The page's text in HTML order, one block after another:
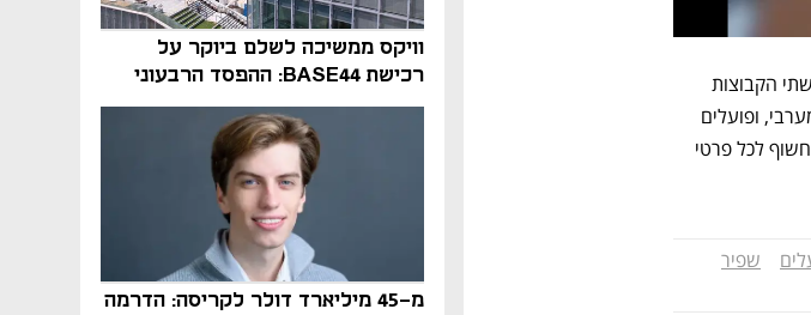
וויקס ממשיכה לשלם ביוקר על
רכישת BASE44: ההפסד הרבעוני
זינק ל-76 מיליון דולר
מ-45 מיליארד דולר לקריסה: הדרמה
שפיר